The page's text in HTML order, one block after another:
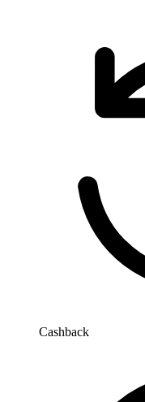
Cashback